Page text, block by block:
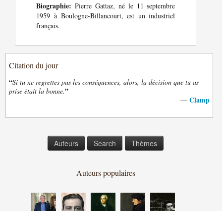
Biographie: Pierre Gattaz, né le 11 septembre
1959 à Boulogne-Billancourt, est un industriel
français.
Citation du jour
“Si tu ne regrettes pas les conséquences, alors, la décision que tu as
prise était la bonne.”
— Clamp
Auteurs Search Thèmes
Auteurs populaires